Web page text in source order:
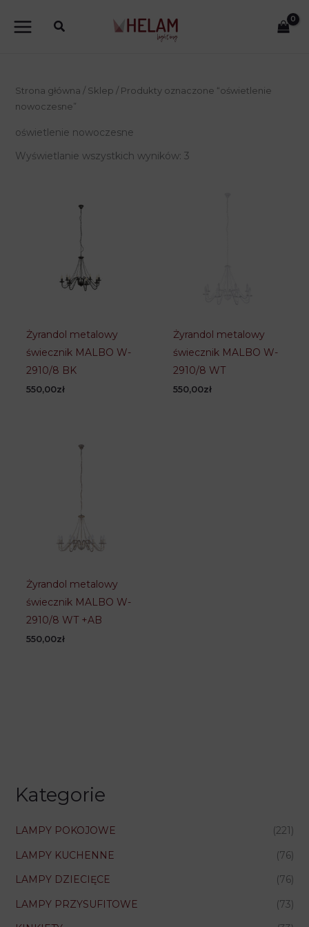
Kategorie
LAMPY POKOJOWE
(221)
LAMPY KUCHENNE
(76)
LAMPY DZIECIĘCE
(76)
LAMPY PRZYSUFITOWE
(73)
Strona główna / Sklep / Produkty oznaczone “oświetlenie
nowoczesne”
oświetlenie nowoczesne
Wyświetlanie wszystkich wyników: 3
Żyrandol metalowy
świecznik MALBO W-
2910/8 BK
550,00zł
Żyrandol metalowy
świecznik MALBO W-
2910/8 WT
550,00zł
Żyrandol metalowy
świecznik MALBO W-
2910/8 WT +AB
550,00zł